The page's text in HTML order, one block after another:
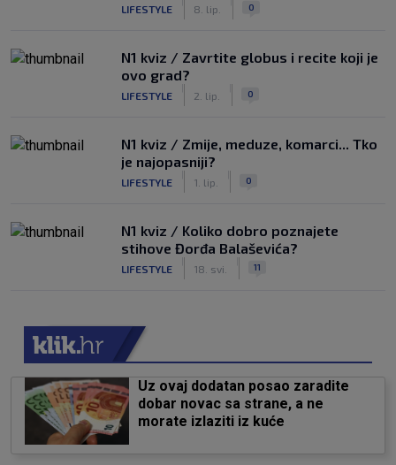
LIFESTYLE 8. lip. 0
N1 kviz / Zavrtite globus i recite koji je
ovo grad?
LIFESTYLE 2. lip. 0
N1 kviz / Zmije, meduze, komarci... Tko
je najopasniji?
LIFESTYLE 1. lip. 0
N1 kviz / Koliko dobro poznajete
stihove Đorđa Balaševića?
LIFESTYLE 18. svi. 11
Uz ovaj dodatan posao zaradite
dobar novac sa strane, a ne
morate izlaziti iz kuće